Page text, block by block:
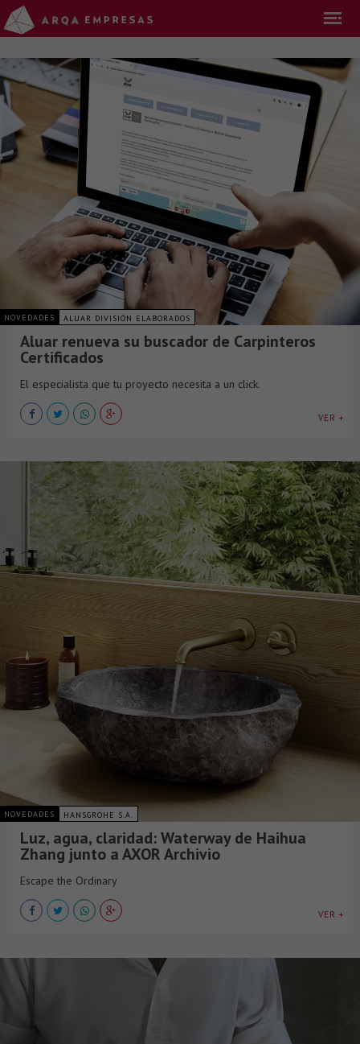
NOVEDADES ALUAR DIVISIÓN ELABORADOS
Aluar renueva su buscador de Carpinteros
Certificados
El especialista que tu proyecto necesita a un click.
VER +
NOVEDADES HANSGROHE S.A.
Luz, agua, claridad: Waterway de Haihua
Zhang junto a AXOR Archivio
Escape the Ordinary
VER +